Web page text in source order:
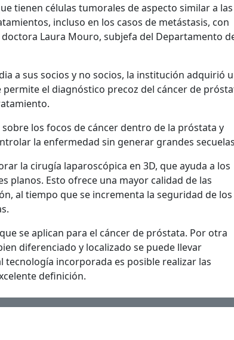
tienen células tumorales de aspecto similar a las
incluso en los casos de metástasis, con
Laura Mouro, subjefa del Departamento
a sus socios y no socios, la institución adquirió
el diagnóstico precoz del cáncer de
los focos de cáncer dentro de la próstata y
la enfermedad sin generar grandes
la cirugía laparoscópica en 3D, que ayuda a los
planos. Esto ofrece una mayor calidad de las
al tiempo que se incrementa la seguridad de los
se aplican para el cáncer de próstata. Por otra
diferenciado y localizado se puede llevar
tecnología incorporada es posible realizar las
definición.